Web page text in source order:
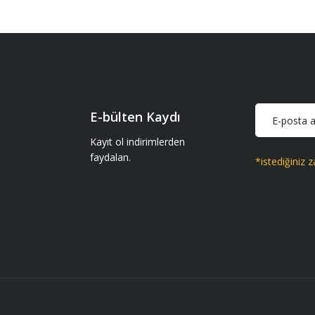
geliyor gönül rahatlığıyla
E-bülten Kaydı
Kayıt ol indirimlerden
faydalan.
*istediğiniz